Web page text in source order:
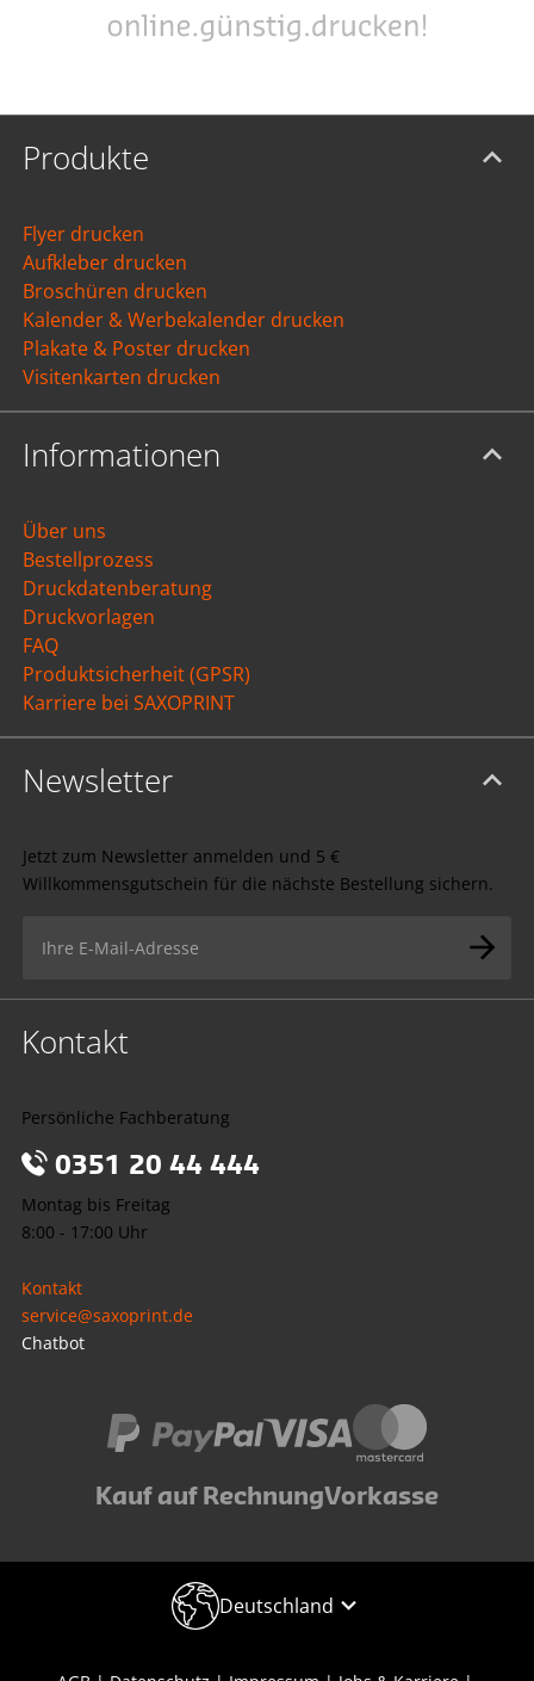
Produkte
Flyer drucken
Aufkleber drucken
Broschüren drucken
Kalender & Werbekalender drucken
Plakate & Poster drucken
Visitenkarten drucken
Informationen
Über uns
Bestellprozess
Druckdatenberatung
Druckvorlagen
FAQ
Produktsicherheit (GPSR)
Karriere bei SAXOPRINT
Newsletter
Jetzt zum Newsletter anmelden und 5 €
Willkommensgutschein für die nächste Bestellung sichern.
Kontakt
Persönliche Fachberatung
0351 20 44 444
Montag bis Freitag
8:00 - 17:00 Uhr
Kontakt
service@saxoprint.de
Chatbot
Kauf auf RechnungVorkasse
Deutschland